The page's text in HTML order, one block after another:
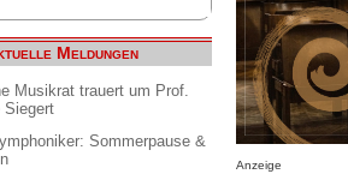
Meldungen
Musikrat trauert um Prof.
Siegert
Sommerpause &
Anzeige